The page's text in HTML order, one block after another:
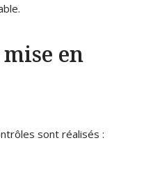
en
sont réalisés :